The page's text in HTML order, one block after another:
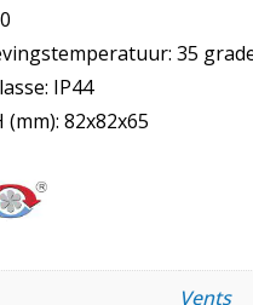
35
IP44
82x82x65
Vents